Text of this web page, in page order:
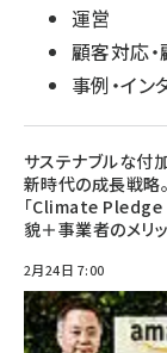
運営
顧客対応
事例・イン
サステナブルな付
新時代の成長戦略
「Climate Pledge
貌＋事業者のメリ
2月24日 7:00